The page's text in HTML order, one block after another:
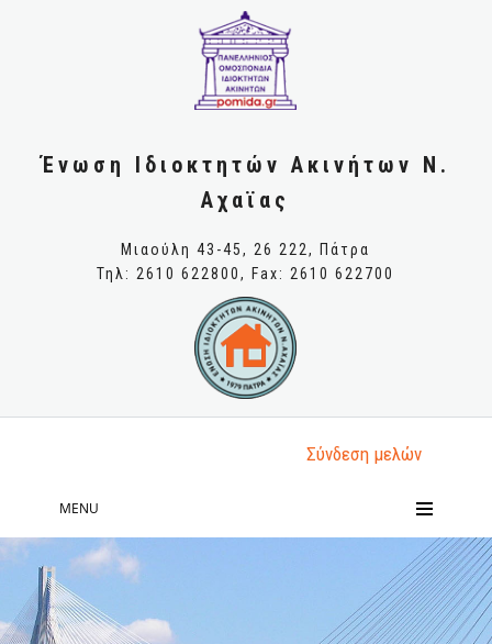
Ένωση Ιδιοκτητών Ακινήτων Ν.
Αχαϊας
Μιαούλη 43-45, 26 222, Πάτρα
Τηλ: 2610 622800, Fax: 2610 622700
Σύνδεση μελώv
MENU